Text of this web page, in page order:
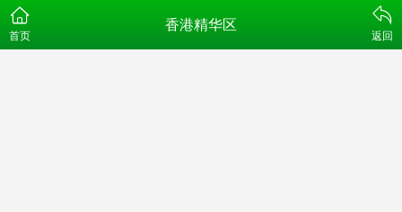
首页
香港精华区
返回